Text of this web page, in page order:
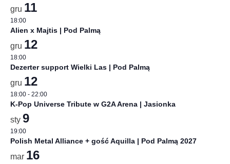
gru 11
18:00
Alien x Majtis | Pod Palmą
gru 12
18:00
Dezerter support Wielki Las | Pod Palmą
gru 12
18:00 - 22:00
K-Pop Universe Tribute w G2A Arena | Jasionka
sty 9
19:00
Polish Metal Alliance + gość Aquilla | Pod Palmą 2027
mar 16